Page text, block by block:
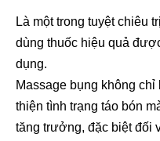
Là một trong tuyệt chiêu
dùng thuốc hiệu quả
dụng.
Massage bụng không
thiện tình trạng táo bón
tăng trưởng, đặc biệt đối